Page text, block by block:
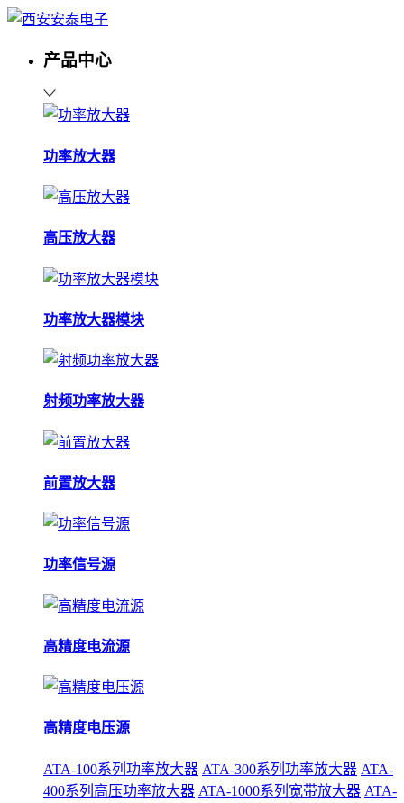
产品中心
功率放大器
高压放大器
功率放大器模块
射频功率放大器
前置放大器
功率信号源
高精度电流源
高精度电压源
ATA-100系列功率放大器 ATA-300系列功率放大器 ATA-
400系列高压功率放大器 ATA-1000系列宽带放大器 ATA-